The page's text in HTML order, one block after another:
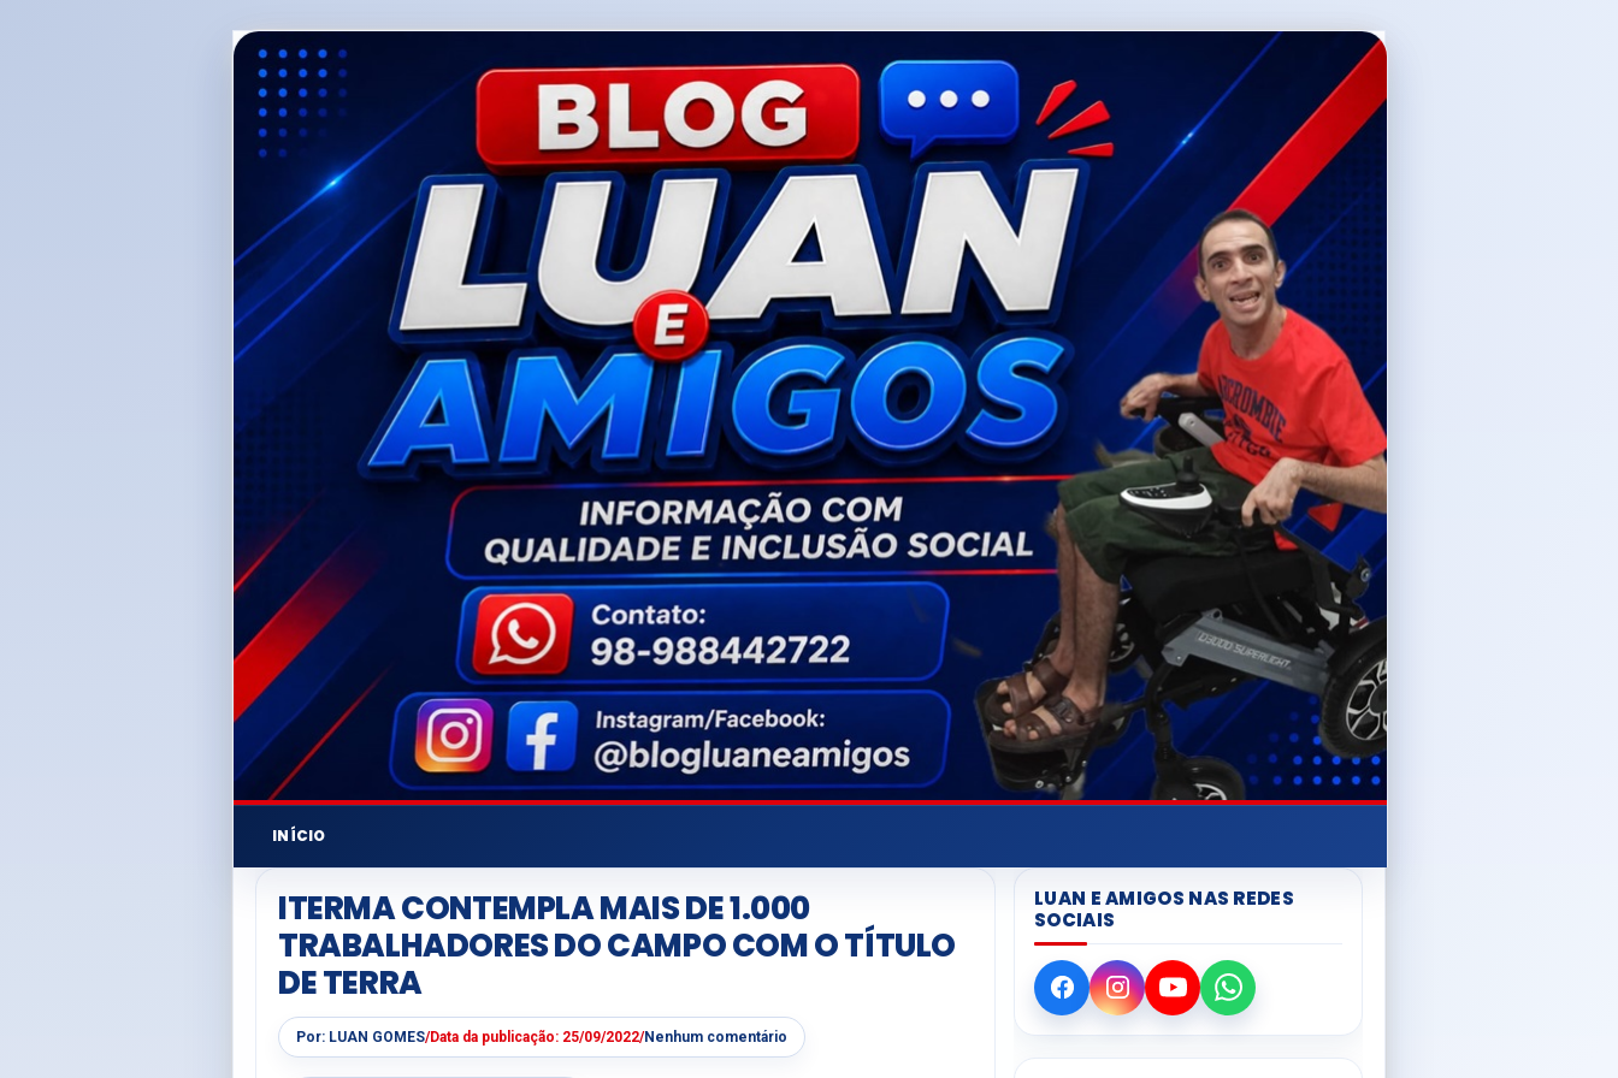
INÍCIO
ITERMA CONTEMPLA MAIS DE 1.000
TRABALHADORES DO CAMPO COM O TÍTULO
DE TERRA
Por: LUAN GOMES/Data da publicação: 25/09/2022/Nenhum comentário
LUAN E AMIGOS NAS REDES
SOCIAIS